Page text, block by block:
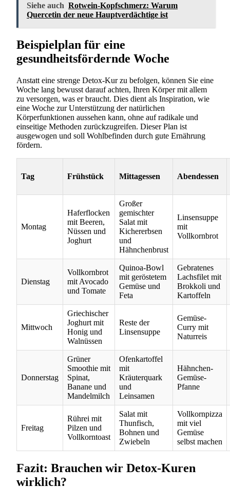
Siehe auch Rotwein-Kopfschmerz: Warum
Quercetin der neue Hauptverdächtige ist
Beispielplan für eine
gesundheitsfördernde Woche
Anstatt eine strenge Detox-Kur zu befolgen, können Sie eine
Woche lang bewusst darauf achten, Ihren Körper mit allem
zu versorgen, was er braucht. Dies dient als Inspiration, wie
eine Woche zur Unterstützung der natürlichen
Körperfunktionen aussehen kann, ohne auf radikale und
einseitige Methoden zurückzugreifen. Dieser Plan ist
ausgewogen und soll Wohlbefinden durch gute Ernährung
fördern.
Tag Frühstück Mittagessen Abendessen
Montag
Haferflocken
mit Beeren,
Nüssen und
Joghurt
Großer
gemischter
Salat mit
Kichererbsen
und
Hähnchenbrust
Linsensuppe
mit
Vollkornbrot
Dienstag
Vollkornbrot
mit Avocado
und Tomate
Quinoa-Bowl
mit geröstetem
Gemüse und
Feta
Gebratenes
Lachsfilet mit
Brokkoli und
Kartoffeln
Mittwoch
Griechischer
Joghurt mit
Honig und
Walnüssen
Reste der
Linsensuppe
Gemüse-
Curry mit
Naturreis
Donnerstag
Grüner
Smoothie mit
Spinat,
Banane und
Mandelmilch
Ofenkartoffel
mit
Kräuterquark
und
Leinsamen
Hähnchen-
Gemüse-
Pfanne
Freitag
Rührei mit
Pilzen und
Vollkorntoast
Salat mit
Thunfisch,
Bohnen und
Zwiebeln
Vollkornpizza
mit viel
Gemüse
selbst machen
Fazit: Brauchen wir Detox-Kuren
wirklich?